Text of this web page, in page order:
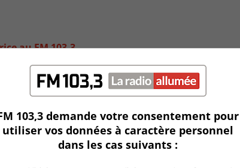
au FM 103,3
103,3 demande votre consentement pour
utiliser vos données à caractère personnel
dans les cas suivants :